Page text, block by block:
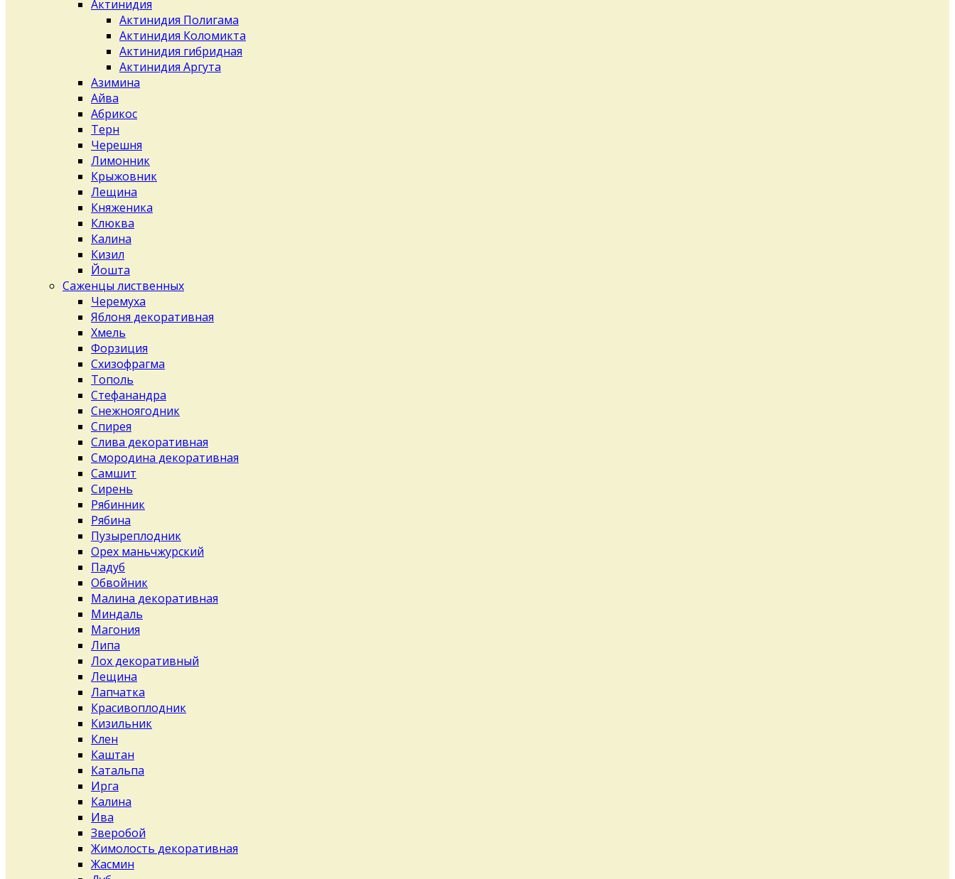
Актинидия
Актинидия Полигама
Актинидия Коломикта
Актинидия гибридная
Актинидия Аргута
Азимина
Айва
Абрикос
Терн
Черешня
Лимонник
Крыжовник
Лещина
Княженика
Клюква
Калина
Кизил
Йошта
Саженцы лиственных
Черемуха
Яблоня декоративная
Хмель
Форзиция
Схизофрагма
Тополь
Стефанандра
Снежноягодник
Спирея
Слива декоративная
Смородина декоративная
Самшит
Сирень
Рябинник
Рябина
Пузыреплодник
Орех маньчжурский
Падуб
Обвойник
Малина декоративная
Миндаль
Магония
Липа
Лох декоративный
Лещина
Лапчатка
Красивоплодник
Кизильник
Клен
Каштан
Катальпа
Ирга
Калина
Ива
Зверобой
Жимолость декоративная
Жасмин